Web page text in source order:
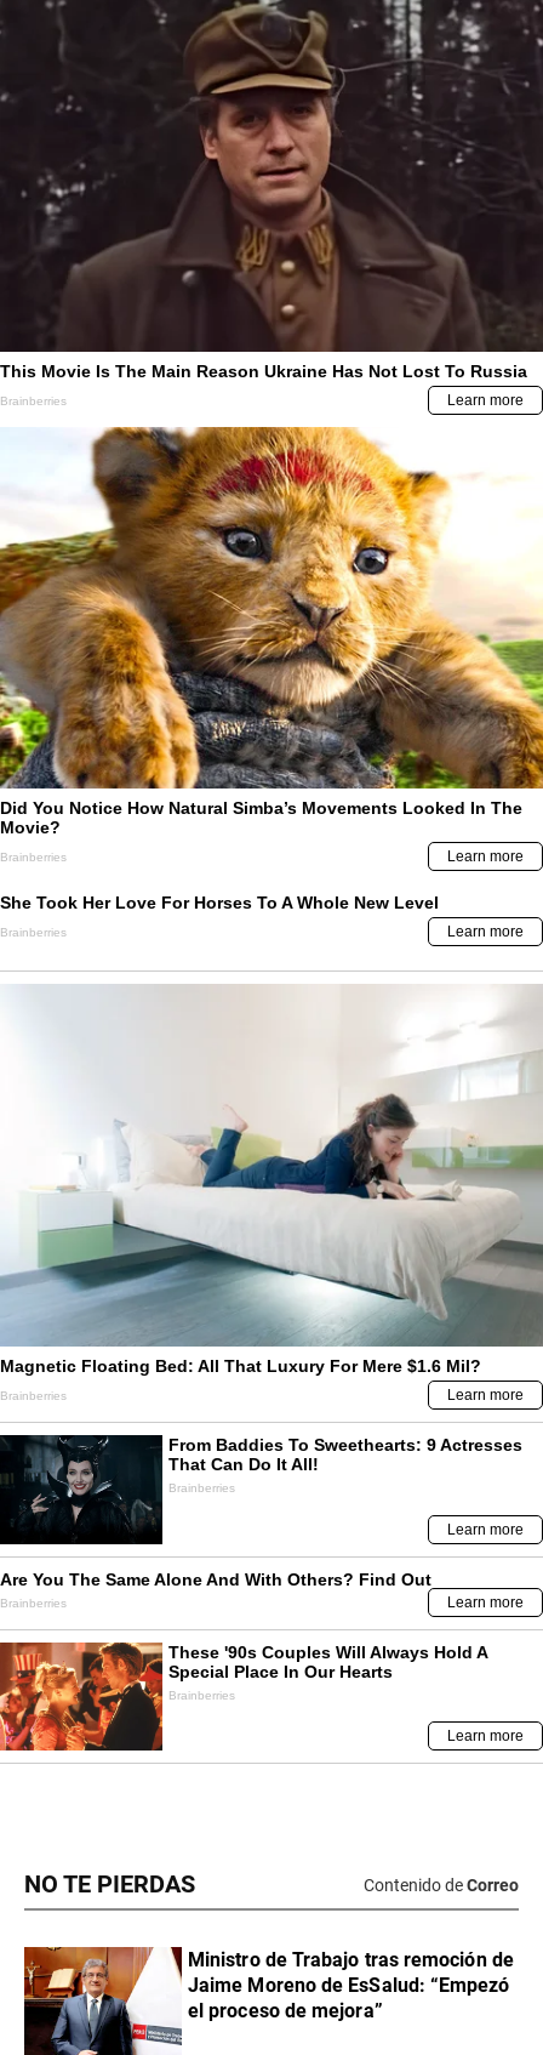
NO TE PIERDAS Contenido deCorreo
Ministro de Trabajo tras remoción de
Jaime Moreno de EsSalud: “Empezó
el proceso de mejora”